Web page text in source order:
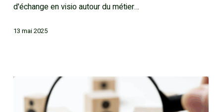
d'échange en visio autour du métier…
13 mai 2025